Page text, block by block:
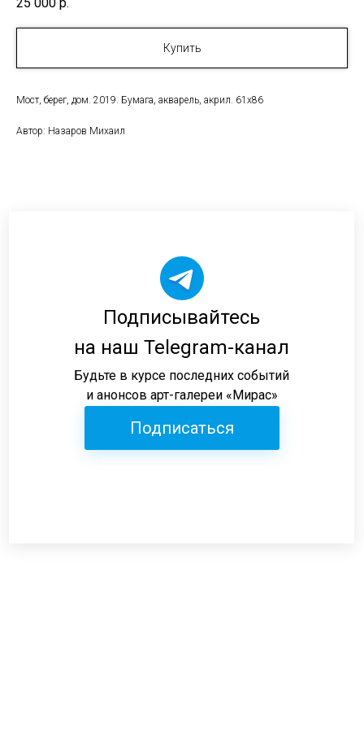
Купить
Мост, берег, дом. 2019. Бумага, акварель, акрил. 61х86
Автор: Назаров Михаил
Подписывайтесь
на наш Telegram-канал
Будьте в курсе последних событий
и анонсов арт-галереи «Мирас»
Подписаться